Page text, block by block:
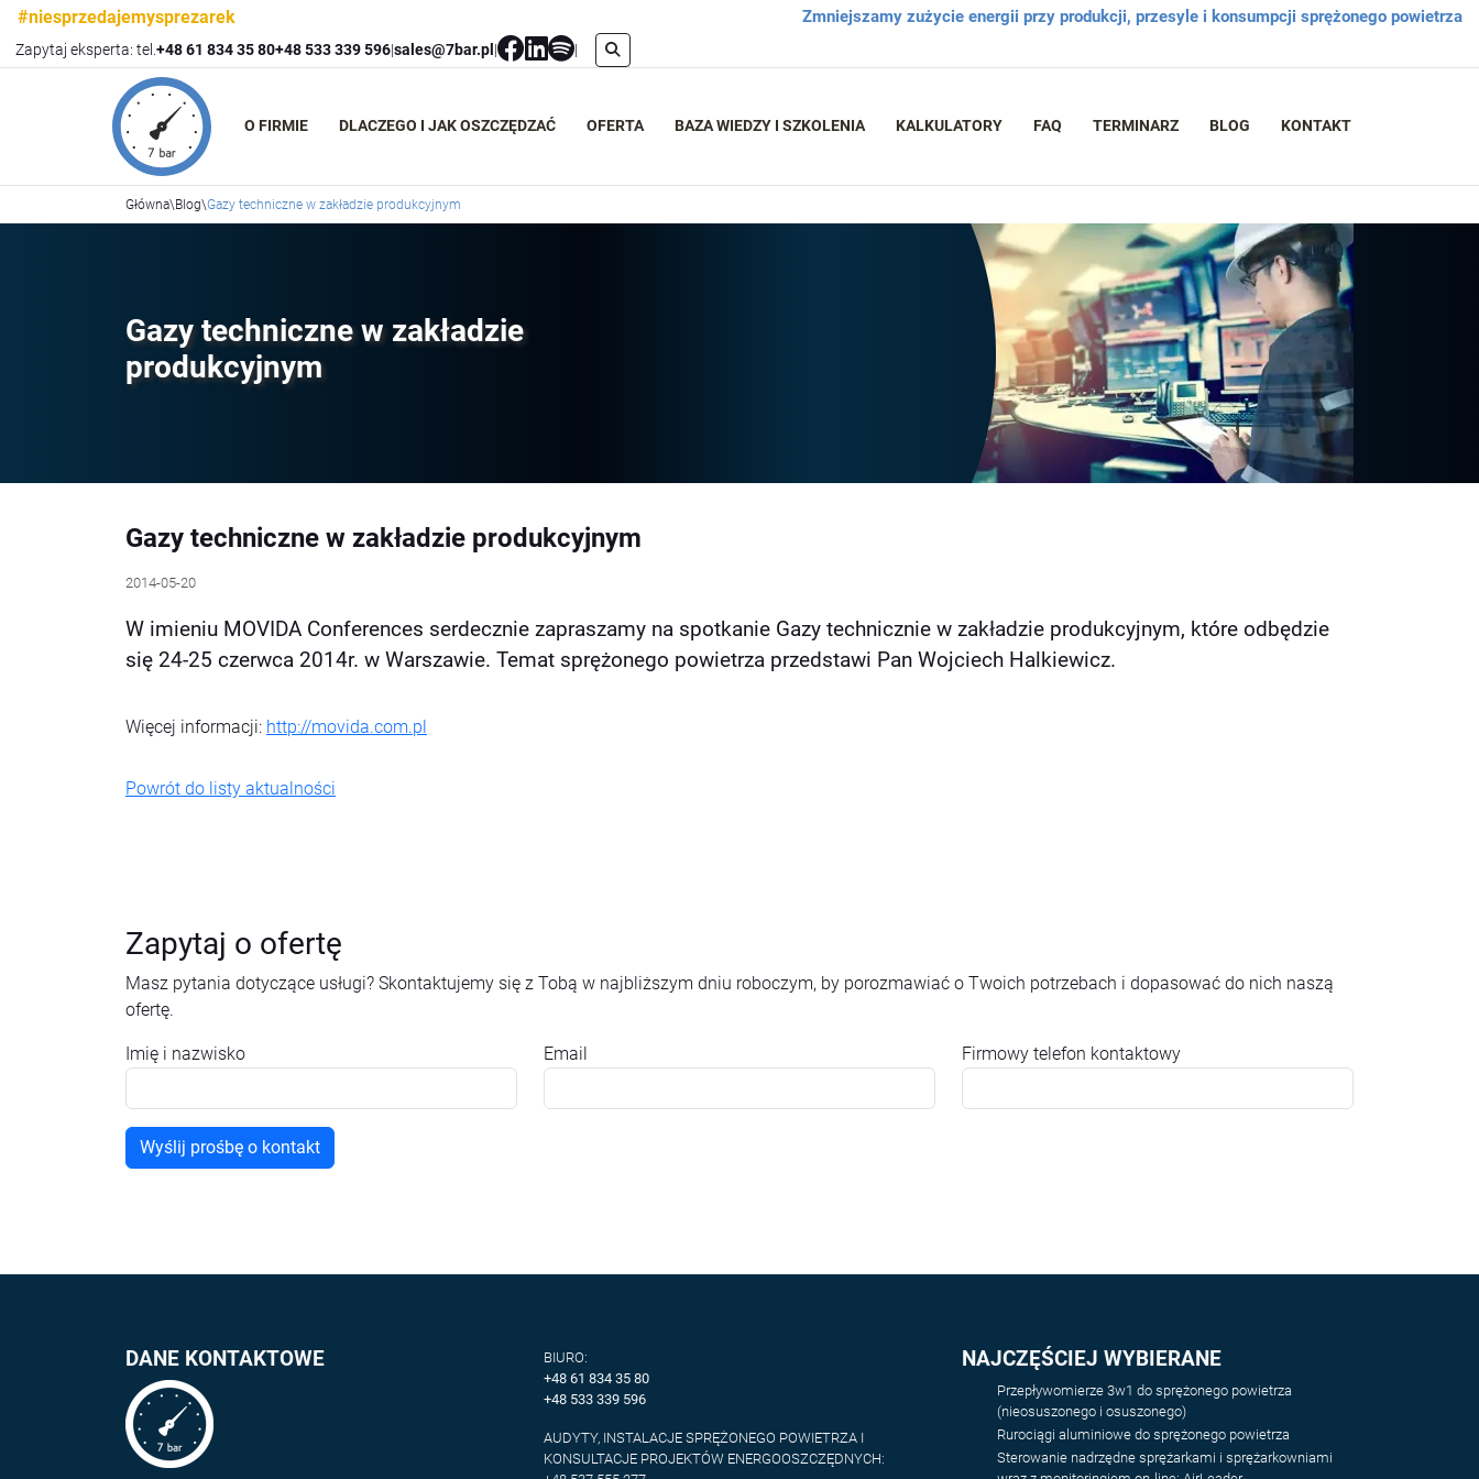
#niesprzedajemysprezarek Zmniejszamy zużycie energii przy produkcji, przesyle i konsumpcji sprężonego powietrza
Zapytaj eksperta: tel. +48 61 834 35 80+48 533 339 596|sales@7bar.pl| |
O FIRMIE DLACZEGO I JAK OSZCZĘDZAĆ OFERTA BAZA WIEDZY I SZKOLENIA KALKULATORY FAQ TERMINARZ BLOG KONTAKT
Główna\Blog\Gazy techniczne w zakładzie produkcyjnym
Gazy techniczne w zakładzie
produkcyjnym
Gazy techniczne w zakładzie produkcyjnym
2014-05-20
W imieniu MOVIDA Conferences serdecznie zapraszamy na spotkanie Gazy technicznie w zakładzie produkcyjnym, które odbędzie
się 24-25 czerwca 2014r. w Warszawie. Temat sprężonego powietrza przedstawi Pan Wojciech Halkiewicz.
Więcej informacji: http://movida.com.pl
Powrót do listy aktualności
Zapytaj o ofertę
Masz pytania dotyczące usługi? Skontaktujemy się z Tobą w najbliższym dniu roboczym, by porozmawiać o Twoich potrzebach i dopasować do nich naszą
ofertę.
Imię i nazwisko Email Firmowy telefon kontaktowy
DANE KONTAKTOWE
BIURO:
+48 61 834 35 80
+48 533 339 596
AUDYTY, INSTALACJE SPRĘŻONEGO POWIETRZA I
KONSULTACJE PROJEKTÓW ENERGOOSZCZĘDNYCH:
NAJCZĘŚCIEJ WYBIERANE
Przepływomierze 3w1 do sprężonego powietrza
(nieosuszonego i osuszonego)
Rurociągi aluminiowe do sprężonego powietrza
Sterowanie nadrzędne sprężarkami i sprężarkowniami